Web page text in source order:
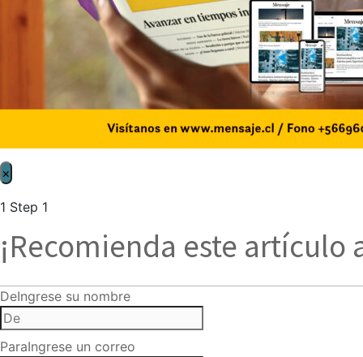
×
1 Step 1
¡Recomienda este artículo
DeIngrese su nombre
ParaIngrese un correo